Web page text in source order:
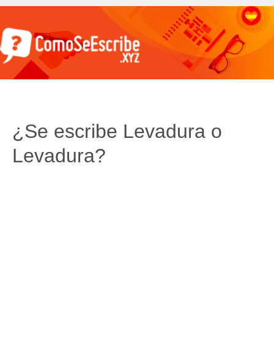
¿Se escribe Levadura o
Levadura?